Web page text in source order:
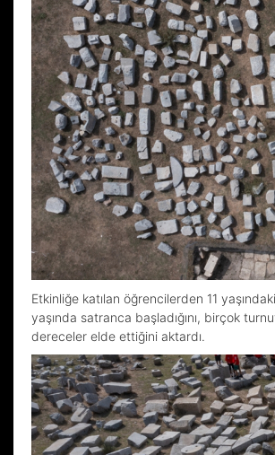
Etkinliğe katılan öğrencilerden 11
yaşında satranca başladığını, birçok
dereceler elde ettiğini aktardı.